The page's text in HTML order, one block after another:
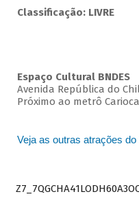
Classificação: LIVRE
Espaço Cultural BNDES
Avenida República do
Próximo ao metrô
Veja as outras atrações